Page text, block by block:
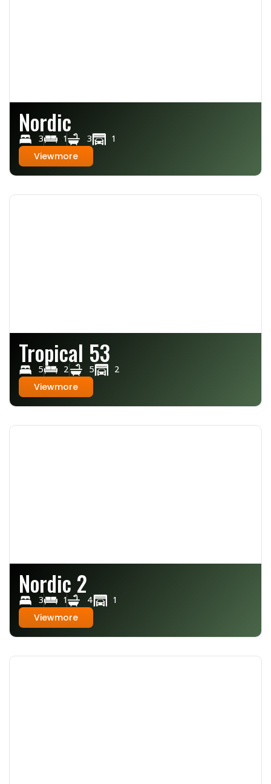
Nordic
3 1 3 1
Viewmore
Tropical 53
5 2 5 2
Viewmore
Nordic 2
3 1 4 1
Viewmore